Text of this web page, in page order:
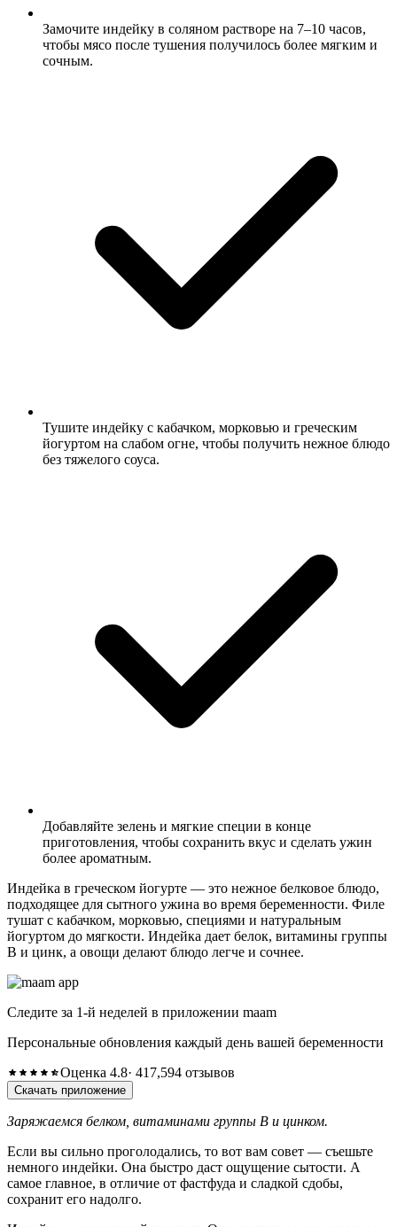
Замочите индейку в соляном растворе на 7–10 часов,
чтобы мясо после тушения получилось более мягким и
сочным.
Тушите индейку с кабачком, морковью и греческим
йогуртом на слабом огне, чтобы получить нежное блюдо
без тяжелого соуса.
Добавляйте зелень и мягкие специи в конце
приготовления, чтобы сохранить вкус и сделать ужин
более ароматным.
Индейка в греческом йогурте — это нежное белковое блюдо,
подходящее для сытного ужина во время беременности. Филе
тушат с кабачком, морковью, специями и натуральным
йогуртом до мягкости. Индейка дает белок, витамины группы
B и цинк, а овощи делают блюдо легче и сочнее.
Следите за 1-й неделей в приложении maam
Персональные обновления каждый день вашей беременности
Оценка 4.8· 417,594 отзывов
Скачать приложение
Заряжаемся белком, витаминами группы B и цинком.
Если вы сильно проголодались, то вот вам совет — съешьте
немного индейки. Она быстро даст ощущение сытости. А
самое главное, в отличие от фастфуда и сладкой сдобы,
сохранит его надолго.